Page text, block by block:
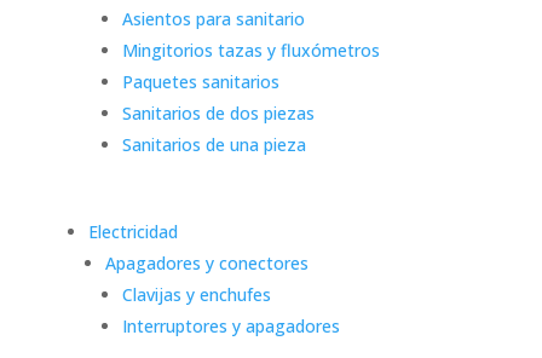
Asientos para sanitario
Mingitorios tazas y fluxómetros
Paquetes sanitarios
Sanitarios de dos piezas
Sanitarios de una pieza
Electricidad
Apagadores y conectores
Clavijas y enchufes
Interruptores y apagadores